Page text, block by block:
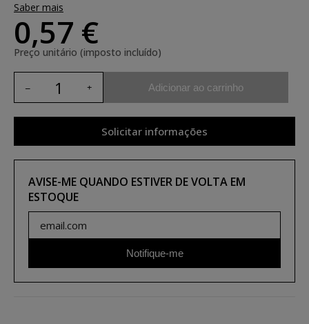
Saber mais
0,57 €
Preço unitário (imposto incluído)
Adicionar ao carrinho
Solicitar informações
AVISE-ME QUANDO ESTIVER DE VOLTA EM
ESTOQUE
Notifique-me